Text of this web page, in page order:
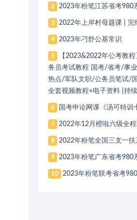
2 2023年粉笔江苏省考980
3 2022年上岸村母题课 | 完
4 2023年刁舒公基常识
5
【2023&2022年公考教
务员考试教程 国考/省考/事
热点/军队文职/公务员笔试/
全套视频教程+电子资料 |持
6 国考申论网课《汤可特训
7 2022年12月橙啦六级全程
8 2022年粉笔全国三支一
9 2023年粉笔广东省考980
10 2023年粉笔联考省考